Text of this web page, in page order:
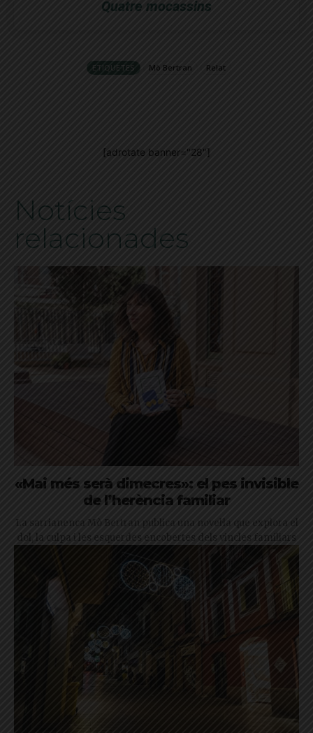
Quatre mocassins
ETIQUETES Mò Bertran Relat
[adrotate banner="28"]
Notícies
relacionades
«Mai més serà dimecres»: el pes invisible
de l’herència familiar
La sarrianenca Mò Bertran publica una novel·la que explora el
dol, la culpa i les esquerdes encobertes dels vincles familiars